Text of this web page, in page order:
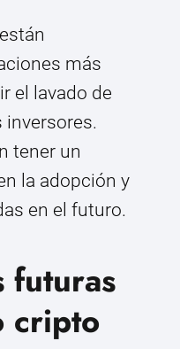
más
el lavado de
inversores.
tener un
la adopción y
en el futuro.
futuras
cripto